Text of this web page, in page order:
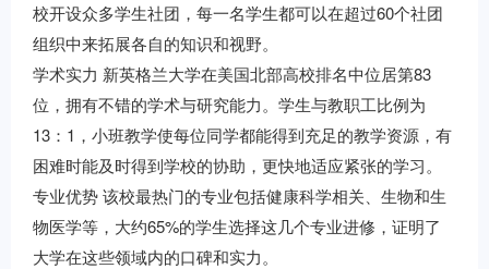
校开设众多学生社团，每一名学生都可以在超过60个社团
组织中来拓展各自的知识和视野。
学术实力 新英格兰大学在美国北部高校排名中位居第83
位，拥有不错的学术与研究能力。学生与教职工比例为
13：1，小班教学使每位同学都能得到充足的教学资源，有
困难时能及时得到学校的协助，更快地适应紧张的学习。
专业优势 该校最热门的专业包括健康科学相关、生物和生
物医学等，大约65%的学生选择这几个专业进修，证明了
大学在这些领域内的口碑和实力。